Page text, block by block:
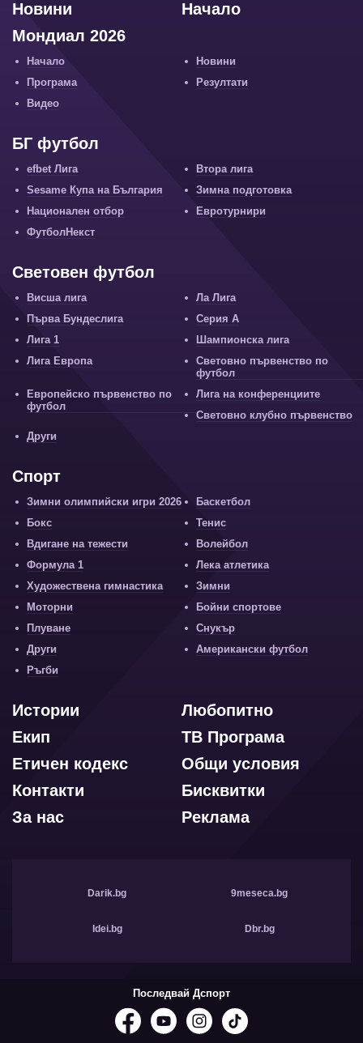
Начало
Новини
Мондиал 2026
Начало
Новини
Програма
Резултати
Видео
БГ футбол
efbet Лига
Втора лига
Sesame Купа на България
Зимна подготовка
Национален отбор
Евротурнири
ФутболНекст
Световен футбол
Висша лига
Ла Лига
Първа Бундеслига
Серия А
Лига 1
Шампионска лига
Лига Европа
Световно първенство по
футбол
Европейско първенство по
футбол
Лига на конференциите
Световно клубно първенство
Други
Спорт
Зимни олимпийски игри 2026
Баскетбол
Бокс
Тенис
Вдигане на тежести
Волейбол
Формула 1
Лека атлетика
Художествена гимнастика
Зимни
Моторни
Бойни спортове
Плуване
Снукър
Други
Американски футбол
Ръгби
Любопитно
Истории
ТВ Програма
Екип
Общи условия
Етичен кодекс
Бисквитки
Контакти
Реклама
За нас
Darik.bg 9meseca.bg
Idei.bg Dbr.bg
Последвай Дспорт